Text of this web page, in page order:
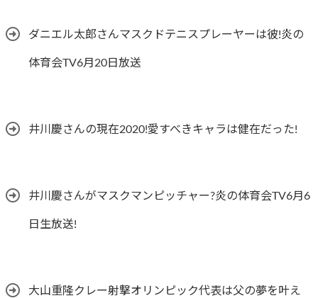
ダニエル太郎さんマスクドテニスプレーヤーは彼!炎の
体育会TV6月20日放送
井川慶さんの現在2020!愛すべきキャラは健在だった!
井川慶さんがマスクマンピッチャー?炎の体育会TV6月6
日生放送!
大山重隆クレー射撃オリンピック代表は父の夢を叶え